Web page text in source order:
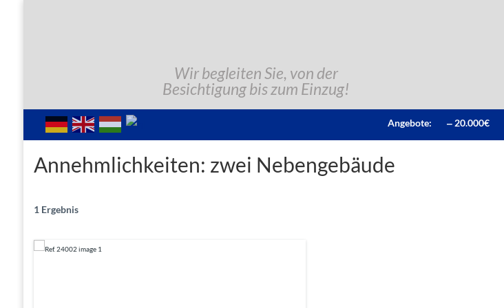
Wir begleiten Sie, von der
Besichtigung bis zum Einzug!
Angebote: ‒ 20.000€
Annehmlichkeiten: zwei Nebengebäude
1 Ergebnis